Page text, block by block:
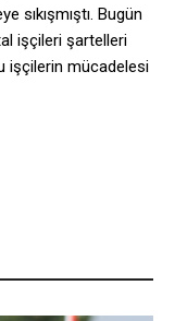
sıkışmıştı. Bugün
işçileri şartelleri
işçilerin mücadelesi